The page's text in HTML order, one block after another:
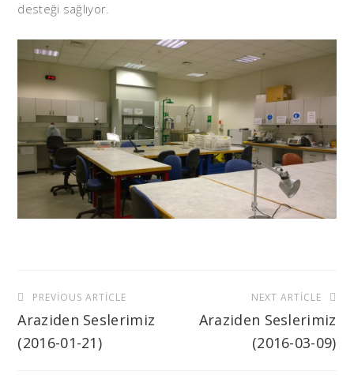
desteği sağlıyor.
Yazı
gezinmesi
PREVIOUS ARTICLE
Araziden Seslerimiz
(2016-01-21)
NEXT ARTICLE
Araziden Seslerimiz
(2016-03-09)